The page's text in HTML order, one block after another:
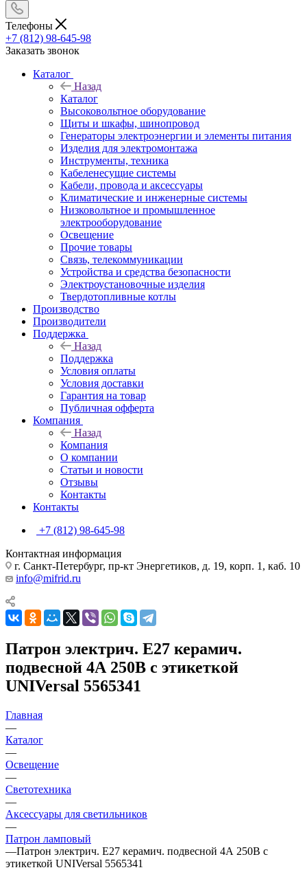
Телефоны
+7 (812) 98-645-98
Заказать звонок
Каталог
Назад
Каталог
Высоковольтное оборудование
Щиты и шкафы, шинопровод
Генераторы электроэнергии и элементы питания
Изделия для электромонтажа
Инструменты, техника
Кабеленесущие системы
Кабели, провода и аксессуары
Климатические и инженерные системы
Низковольтное и промышленное
электрооборудование
Освещение
Прочие товары
Связь, телекоммуникации
Устройства и средства безопасности
Электроустановочные изделия
Твердотопливные котлы
Производство
Производители
Поддержка
Назад
Поддержка
Условия оплаты
Условия доставки
Гарантия на товар
Публичная офферта
Компания
Назад
Компания
О компании
Статьи и новости
Отзывы
Контакты
Контакты
+7 (812) 98-645-98
Контактная информация
г. Санкт-Петербург, пр-кт Энергетиков, д. 19, корп. 1, каб. 10
info@mifrid.ru
Патрон электрич. E27 керамич.
подвесной 4А 250В с этикеткой
UNIVersal 5565341
Главная
—
Каталог
—
Освещение
—
Светотехника
—
Аксессуары для светильников
—
Патрон ламповый
—Патрон электрич. E27 керамич. подвесной 4А 250В с
этикеткой UNIVersal 5565341